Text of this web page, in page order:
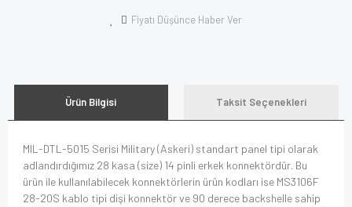
Fiyatı Düşünce Haber Ver
Ürün Bilgisi Taksit Seçenekleri
MIL-DTL-5015 Serisi Military (Askeri) standart panel tipi olarak
adlandırdığımız 28 kasa (size) 14 pinli erkek konnektördür. Bu
ürün ile kullanılabilecek konnektörlerin ürün kodları ise MS3106F
28-20S kablo tipi dişi konnektör ve 90 derece backshelle sahip